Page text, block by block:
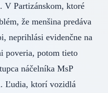
V Partizánskom, ktoré
že menšina predáva
neprihlási evidenčne na
poveria, potom tieto
náčelníka MsP
Ľudia, ktorí vozidlá